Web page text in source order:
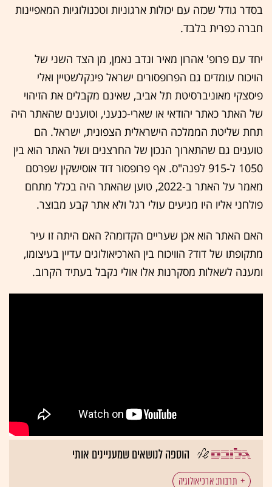
בסדר גודל שכזה עם יכולות ארגוניות וטכנולוגיות המאפיינות
חברה כפרית בלבד.
יחד עם פרופ' אהרון מאיר ונדב נאמן, מן הצד השני של
הויכוח עומדים גם הפרופסורים ישראל פינקלשטיין ואלי
פיסצקי מאוניברסיטת תל אביב, שאינם מקבלים את הזיהוי
של האתר כאתר יהודאי או שארי-כנעני, וטוענים שהאתר היה
תחת שליטת הממלכה הישראלית הצפונית, ישראל. הם
טוענים גם שהתארוך הנכון של החרצנים ושל האתר הוא בין
1050 ל-915 לפנה"ס. אף פרופסור דוד אוסישקין שפרסם
מאמר על האתר ב-2022, טוען שהאתר היה בכלל מתחם
פולחני אליו היו מגיעים עולי רגל ולא אתר קבע מבוצר.
האם האתר הוא אכן שעריים הקדומה? האם היתה זו עיר
מתקופתו של דוד? הוויכוח בין הארכיאולוגים עדיין בעיצומו,
ומענה לשאלות מסקרנות אלו אולי נקבל בעתיד הקרוב.
הוספה לנושאים שמעניינים אותי
תרבות: ארכיאולוגיה